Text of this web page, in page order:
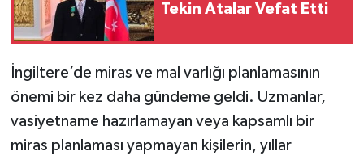
Tekin Atalar Vefat Etti
İngiltere’de miras ve mal varlığı planlamasının
önemi bir kez daha gündeme geldi. Uzmanlar,
vasiyetname hazırlamayan veya kapsamlı bir
miras planlaması yapmayan kişilerin, yıllar